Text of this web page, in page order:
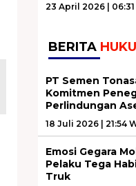
23 April 2026 |
BERITA
PT Semen
Komitmen
Perlindungan
18 Juli 2026 | 21:54
Emosi Gegara
Pelaku Tega
Truk